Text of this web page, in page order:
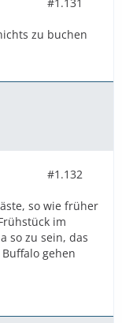
zu buchen
#1.132
so wie früher
im
so zu sein, das
gehen